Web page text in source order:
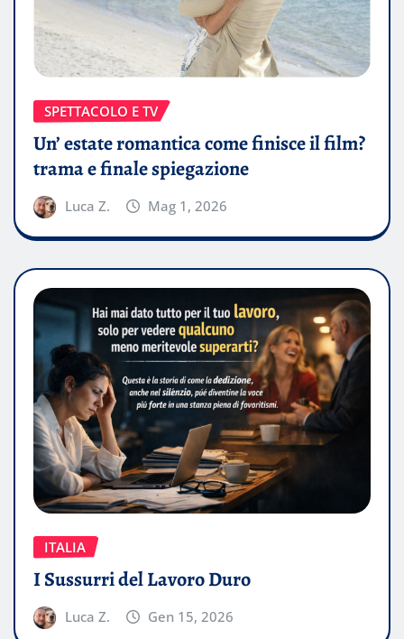
SPETTACOLO E TV
Un’ estate romantica come finisce il film?
trama e finale spiegazione
Luca Z. Mag 1, 2026
ITALIA
I Sussurri del Lavoro Duro
Luca Z. Gen 15, 2026